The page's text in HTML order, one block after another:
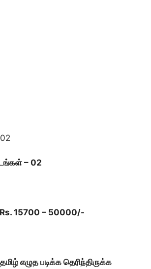
– 02
Rs. 15700 – 50000/-
தமிழ் எழுத படிக்க தெரிந்திருக்க